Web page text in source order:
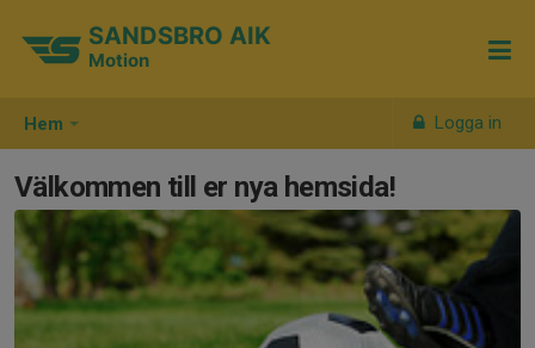
Hem Logga in
SANDSBRO AIK
Motion
Välkommen till er nya hemsida!